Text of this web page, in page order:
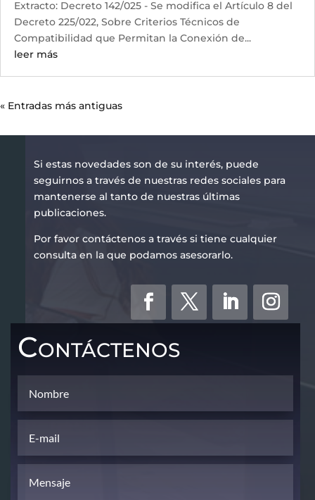
Extracto: Decreto 142/025 - Se modifica el Artículo 8 del
Decreto 225/022, Sobre Criterios Técnicos de
Compatibilidad que Permitan la Conexión de...
leer más
« Entradas más antiguas
Si estas novedades son de su interés, puede
seguirnos a través de nuestras redes sociales para
mantenerse al tanto de nuestras últimas
publicaciones.
Por favor contáctenos a través si tiene cualquier
consulta en la que podamos asesorarlo.
Contáctenos